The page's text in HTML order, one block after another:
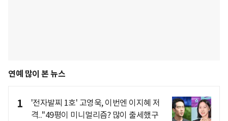
연예 많이 본 뉴스
1
'전자발찌 1호' 고영욱, 이번엔 이지혜 저
격.."49평이 미니멀리즘? 많이 출세했구